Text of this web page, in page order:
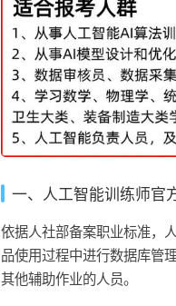
一、人工智能训练师官
依据人社部备案职业标准，
品使用过程中进行数据库管
其他辅助作业的人员。